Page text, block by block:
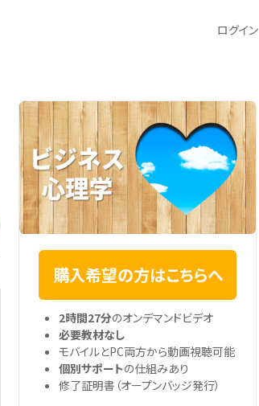
ログイン
購入希望の方はこちらへ
2時間27分のオンデマンドビデオ
必要教材なし
モバイルとPC両方から動画視聴可能
個別サポートの仕組みあり
修了証明書（オープンバッジ発行）